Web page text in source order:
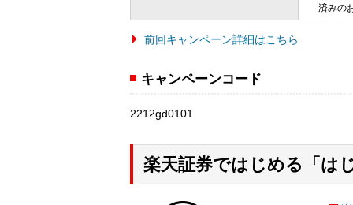
済みの
前回キャンペーン詳細はこちら
キャンペーンコード
2212gd0101
楽天証券ではじめる「は